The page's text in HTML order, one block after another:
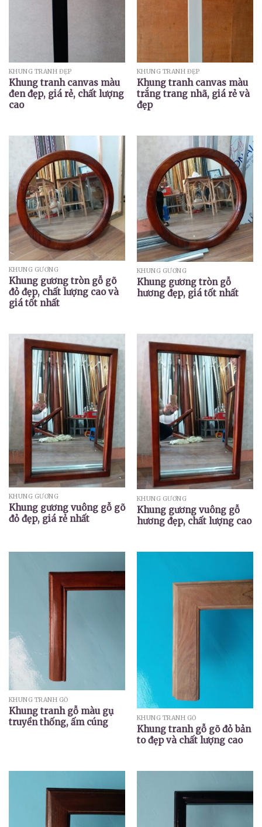
KHUNG TRANH ĐẸP
Khung tranh canvas màu
đen đẹp, giá rẻ, chất lượng
cao
KHUNG TRANH ĐẸP
Khung tranh canvas màu
trắng trang nhã, giá rẻ và
đẹp
KHUNG GƯƠNG
Khung gương tròn gỗ gõ
đỏ đẹp, chất lượng cao và
giá tốt nhất
KHUNG GƯƠNG
Khung gương tròn gỗ
hương đẹp, giá tốt nhất
KHUNG GƯƠNG
Khung gương vuông gỗ gõ
đỏ đẹp, giá rẻ nhất
KHUNG GƯƠNG
Khung gương vuông gỗ
hương đẹp, chất lượng cao
KHUNG TRANH GỖ
Khung tranh gỗ màu gụ
truyền thống, ấm cúng
KHUNG TRANH GỖ
Khung tranh gỗ gõ đỏ bản
to đẹp và chất lượng cao